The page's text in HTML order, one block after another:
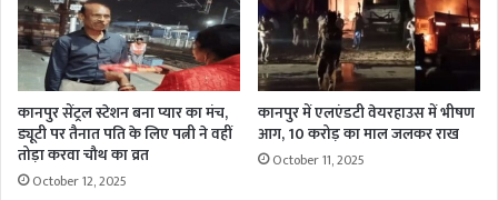
कानपुर सेंट्रल स्टेशन बना प्यार का मंच,
ड्यूटी पर तैनात पति के लिए पत्नी ने वहीं
तोड़ा करवा चौथ का व्रत
October 12, 2025
कानपुर में एलएंडटी वेयरहाउस में भीषण
आग, 10 करोड़ का माल जलकर राख
October 11, 2025